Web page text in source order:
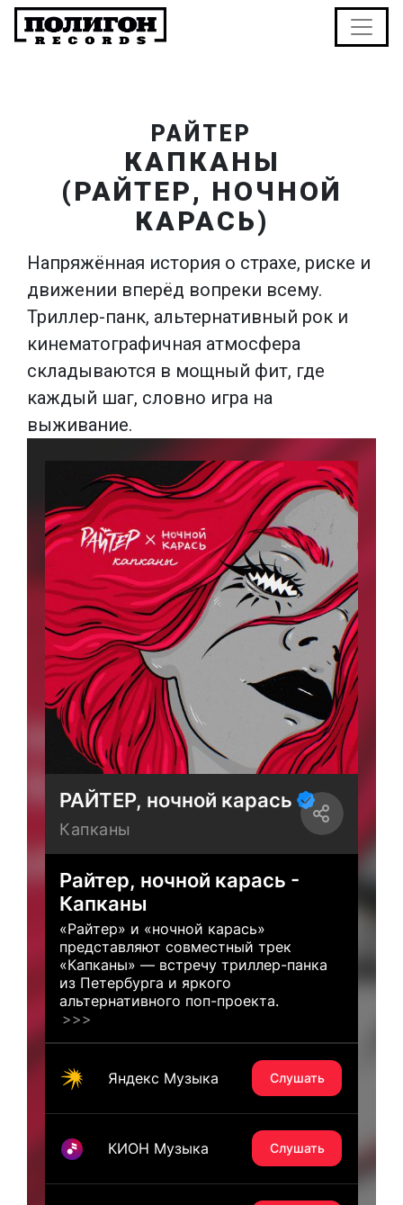
РАЙТЕР
КАПКАНЫ
(РАЙТЕР, НОЧНОЙ
КАРАСЬ)
Напряжённая история о страхе, риске и
движении вперёд вопреки всему.
Триллер-панк, альтернативный рок и
кинематографичная атмосфера
складываются в мощный фит, где
каждый шаг, словно игра на
выживание.